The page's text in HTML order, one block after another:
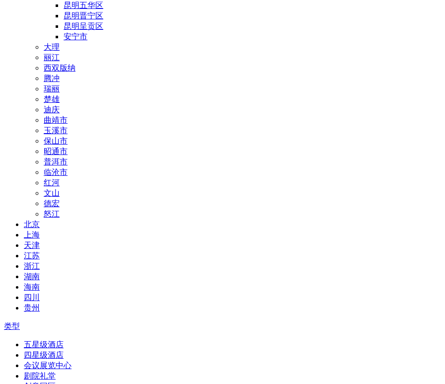
昆明五华区
昆明晋宁区
昆明呈贡区
安宁市
大理
丽江
西双版纳
腾冲
瑞丽
楚雄
迪庆
曲靖市
玉溪市
保山市
昭通市
普洱市
临沧市
红河
文山
德宏
怒江
北京
上海
天津
江苏
浙江
湖南
海南
四川
贵州
类型
五星级酒店
四星级酒店
会议展览中心
剧院礼堂